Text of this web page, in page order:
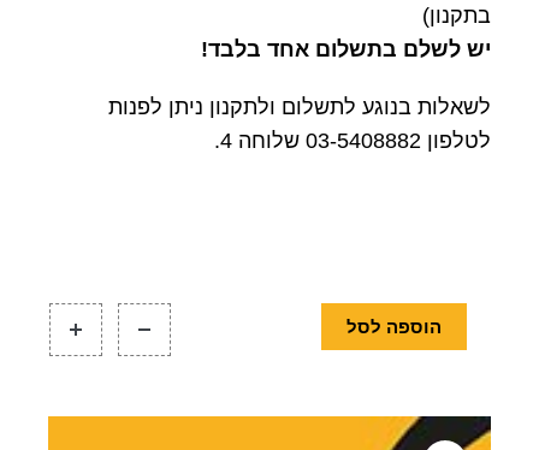
בתקנון)
יש לשלם בתשלום אחד בלבד!
לשאלות בנוגע לתשלום ולתקנון ניתן לפנות
לטלפון 03-5408882 שלוחה 4.
הוספה לסל